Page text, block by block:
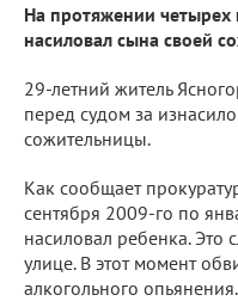
На протяжении
насиловал сына своей
29-летний житель
перед судом за
сожительницы.
Как сообщает
сентября 2009-го по
насиловал ребенка. Это
улице. В этот момент
алкогольного опьянения.